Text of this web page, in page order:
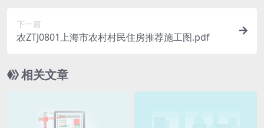
下一篇
农ZTJ0801上海市农村村民住房推荐施工图.pdf
相关文章